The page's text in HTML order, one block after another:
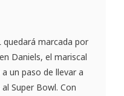
marcada por
Daniels, el mariscal
un paso de llevar a
Super Bowl. Con